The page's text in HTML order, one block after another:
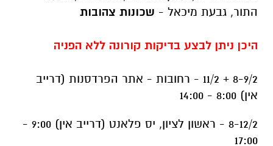
התור, גבעת מיכאל - שכונות צהובות
היכן ניתן לבצע בדיקות קורונה ללא הפניה
8-9/2 + 11/2 - רחובות - אתר הפרדסנות (דרייב
אין) 8:00 - 14:00
8-12/2 - ראשון לציון, יס פלאנט (דרייב אין) 9:00 -
17:00